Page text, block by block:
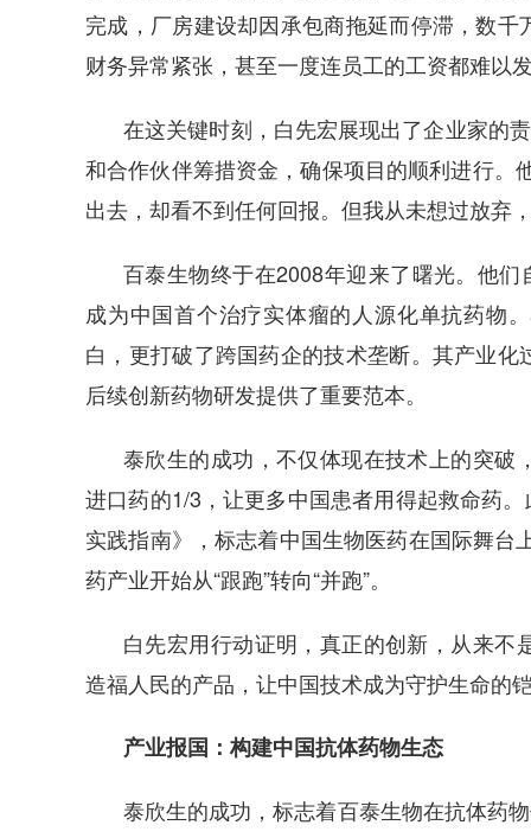
完成，厂房建设却因承包商拖延而停滞，数
财务异常紧张，甚至一度连员工的工资都难以
在这关键时刻，白先宏展现出了企业家的
和合作伙伴筹措资金，确保项目的顺利进行。
出去，却看不到任何回报。但我从未想过放弃
百泰生物终于在2008年迎来了曙光。他
成为中国首个治疗实体瘤的人源化单抗药物
白，更打破了跨国药企的技术垄断。其产业
后续创新药物研发提供了重要范本。
泰欣生的成功，不仅体现在技术上的突破
进口药的1/3，让更多中国患者用得起救命药
实践指南》，标志着中国生物医药在国际舞
药产业开始从“跟跑”转向“并跑”。
白先宏用行动证明，真正的创新，从来
造福人民的产品，让中国技术成为守护生命的
产业报国：构建中国抗体药物生态
泰欣生的成功，标志着百泰生物在抗体药